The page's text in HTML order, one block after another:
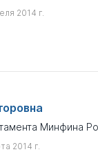
2014 г.
Минфина
2014 г.